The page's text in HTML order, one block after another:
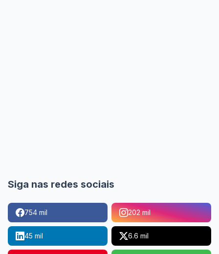
Siga nas redes sociais
754 mil 202 mil
45 mil 6.6 mil